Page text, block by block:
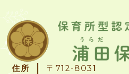
住所
〒712-8031